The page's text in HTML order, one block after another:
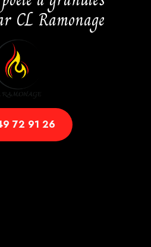
CL Ramonage
72 91 26